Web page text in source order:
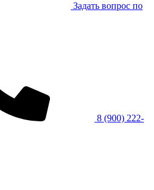
Задать вопрос по
8 (900) 222-